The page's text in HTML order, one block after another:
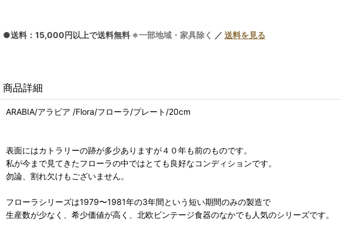
●送料：15,000円以上で送料無料 ※一部地域・家具除く ／ 送料を見る
商品詳細
ARABIA/アラビア /Flora/フローラ/プレート/20cm
表面にはカトラリーの跡が多少ありますが４０年も前のものです。
私が今まで見てきたフローラの中ではとても良好なコンディションです。
勿論、割れ欠けもございません。
フローラシリーズは1979〜1981年の3年間という短い期間のみの製造で
生産数が少なく、希少価値が高く、北欧ビンテージ食器のなかでも人気のシリーズです。